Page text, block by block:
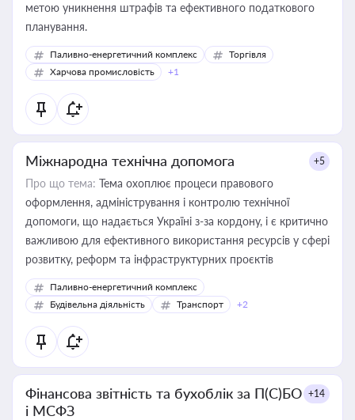
метою уникнення штрафів та ефективного податкового
планування.
Паливно-енергетичний комплекс
Торгівля
Харчова промисловість
+1
Міжнародна технічна допомога +5
Про що тема: Тема охоплює процеси правового
оформлення, адміністрування і контролю технічної
допомоги, що надається Україні з-за кордону, і є критично
важливою для ефективного використання ресурсів у сфері
розвитку, реформ та інфраструктурних проєктів
Паливно-енергетичний комплекс
Будівельна діяльність
Транспорт +2
Фінансова звітність та бухоблік за П(С)БО
і МСФЗ
+14